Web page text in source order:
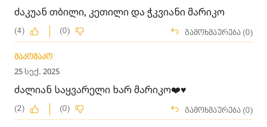
ძაკუან თბილი, კეთილი და ჭკვიანი მარიკო
(4) (0) გამოხმაურება (0)
მაკომაკო
25 სექ. 2025
ძალიან საყვარელი ხარ მარიკო❤️♥️
(2) (0) გამოხმაურება (0)